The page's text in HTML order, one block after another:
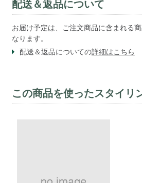
配送＆返品について
お届け予定は、ご注文商品に含まれる
なります。
配送＆返品についての詳細はこちら
この商品を使ったスタイリ